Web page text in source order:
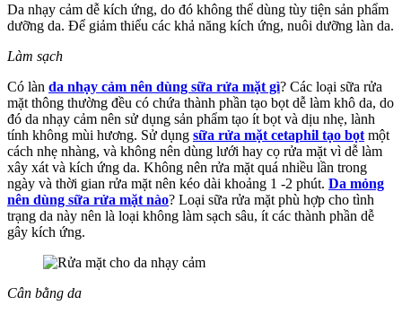
Cho
Phù
Da nhạy cảm dễ kích ứng, do đó không thể dùng tùy tiện sản phẩm
dưỡng da. Để giảm thiểu các khả năng kích ứng, nuôi dưỡng làn da.
Làm sạch
Có làn da nhạy cảm nên dùng sữa rửa mặt gì? Các loại sữa rửa
mặt thông thường đều có chứa thành phần tạo bọt dễ làm khô da, do
đó da nhạy cảm nên sử dụng sản phẩm tạo ít bọt và dịu nhẹ, lành
tính không mùi hương. Sử dụng sữa rửa mặt cetaphil tạo bọt một
cách nhẹ nhàng, và không nên dùng lưới hay cọ rửa mặt vì dễ làm
xây xát và kích ứng da. Không nên rửa mặt quá nhiều lần trong
ngày và thời gian rửa mặt nên kéo dài khoảng 1 -2 phút. Da mỏng
nên dùng sữa rửa mặt nào? Loại sữa rửa mặt phù hợp cho tình
trạng da này nên là loại không làm sạch sâu, ít các thành phần dễ
gây kích ứng.
Cân bằng da